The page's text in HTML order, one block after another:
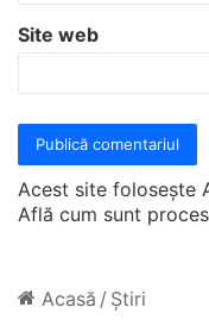
Site web
Acest site folosește
Află cum sunt